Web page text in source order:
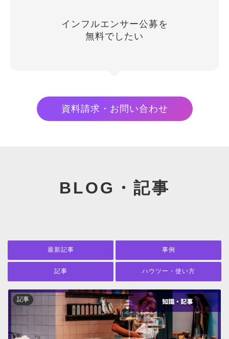
インフルエンサー公募を
無料でしたい
資料請求・お問い合わせ
BLOG・記事
最新記事 事例
記事 ハウツー・使い方
記事